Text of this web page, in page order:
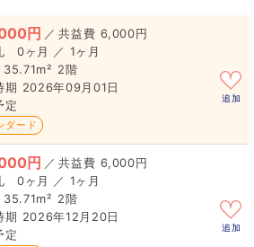
円 ／
6,000円
0ヶ月 ／ 1ヶ月
35.71m² 2階
2026年09月01日
定
ダード
追加
円 ／
6,000円
0ヶ月 ／ 1ヶ月
35.71m² 2階
2026年12月20日
定
追加